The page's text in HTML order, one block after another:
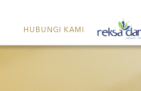
HUBUNGI KAMI